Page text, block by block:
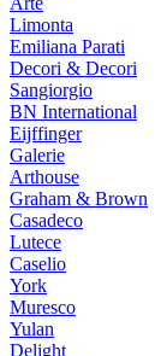
Limonta
Emiliana Parati
Decori & Decori
Sangiorgio
BN International
Eijffinger
Galerie
Arthouse
Graham & Brown
Casadeco
Lutece
Caselio
York
Muresco
Yulan
Delight